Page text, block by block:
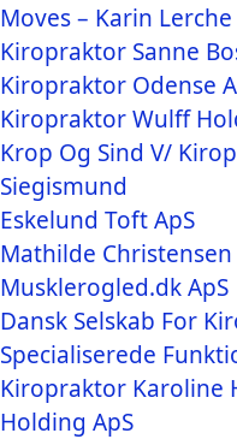
Moves – Karin Lerche
Kiropraktor Sanne
Kiropraktor Odense
Kiropraktor Wulff
Krop Og Sind V/
Siegismund
Eskelund Toft ApS
Mathilde Christensen
Musklerogled.dk ApS
Dansk Selskab For
Specialiserede
Kiropraktor Karoline
Holding ApS